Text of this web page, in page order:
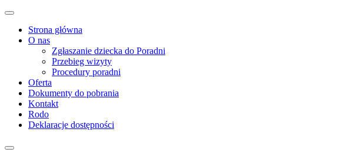
Strona główna
O nas
Zgłaszanie dziecka do Poradni
Przebieg wizyty
Procedury poradni
Oferta
Dokumenty do pobrania
Kontakt
Rodo
Deklaracje dostępności